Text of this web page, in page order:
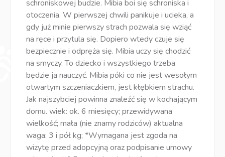
schroniskowej budzie. Mibia boi się schroniska i
otoczenia. W pierwszej chwili panikuje i ucieka, a
gdy już minie pierwszy strach pozwala się wziąć
na ręce i przytula się. Dopiero wtedy czuje się
bezpiecznie i odpręża się. Mibia uczy się chodzić
na smyczy. To dziecko i wszystkiego trzeba
będzie ją nauczyć. Mibia póki co nie jest wesołym
otwartym szczeniaczkiem, jest kłębkiem strachu.
Jak najszybciej powinna znaleźć się w kochającym
domu. wiek: ok. 6 miesięcy; przewidywana
wielkość; mała (nie znamy rodziców) aktualna
waga: 3 i pół kg; *Wymagana jest zgoda na
wizytę przed adopcyjną oraz podpisanie umowy